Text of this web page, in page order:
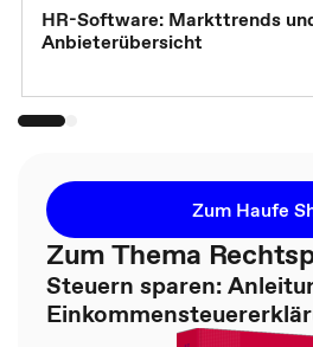
HR-Software: Markttrends
Anbieterübersicht
Zum Haufe
Zum Thema
Steuern sparen: